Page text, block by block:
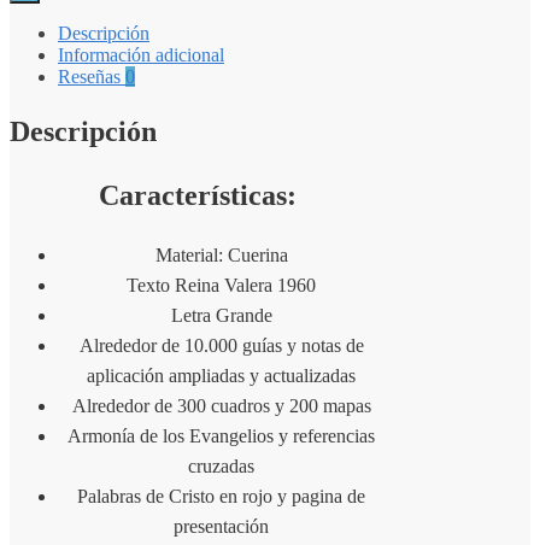
Descripción
Información adicional
Reseñas 0
Descripción
Características:
Material: Cuerina
Texto Reina Valera 1960
Letra Grande
Alrededor de 10.000 guías y notas de
aplicación ampliadas y actualizadas
Alrededor de 300 cuadros y 200 mapas
Armonía de los Evangelios y referencias
cruzadas
Palabras de Cristo en rojo y pagina de
presentación